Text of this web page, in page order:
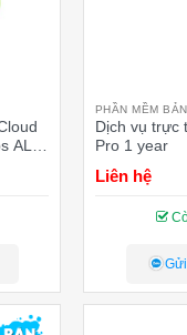
ALL
PHẦN MỀM
Dịch vụ trực
Pro 1 year
Liên hệ